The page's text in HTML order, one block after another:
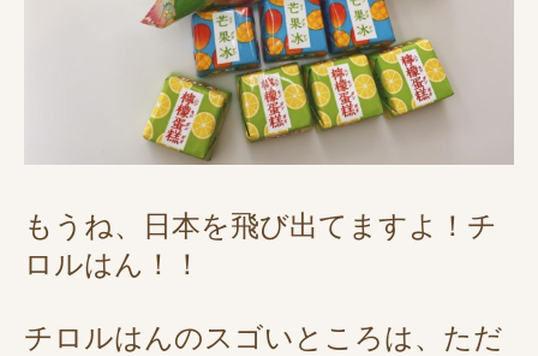
もうね、日本を飛び出てますよ！チ
ロルはん！！
チロルはんのスゴいところは、ただ